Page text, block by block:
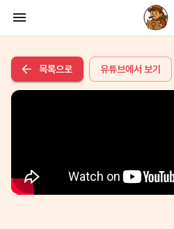
목록으로 유튜브에서 보기